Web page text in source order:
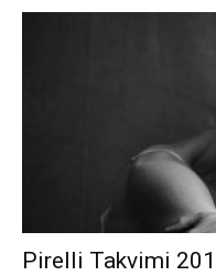
Pirelli Takvimi